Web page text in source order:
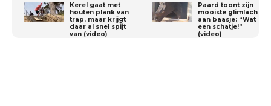
Kerel gaat met
houten plank van
trap, maar krijgt
daar al snel spijt
van (video)
Paard toont zijn
mooiste glimlach
aan baasje: “Wat
een schatje!”
(video)